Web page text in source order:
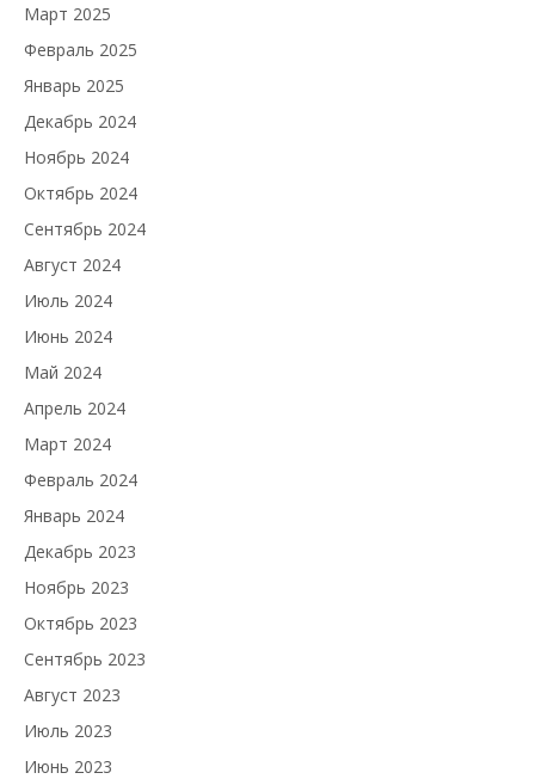
Март 2025
Февраль 2025
Январь 2025
Декабрь 2024
Ноябрь 2024
Октябрь 2024
Сентябрь 2024
Август 2024
Июль 2024
Июнь 2024
Май 2024
Апрель 2024
Март 2024
Февраль 2024
Январь 2024
Декабрь 2023
Ноябрь 2023
Октябрь 2023
Сентябрь 2023
Август 2023
Июль 2023
Июнь 2023